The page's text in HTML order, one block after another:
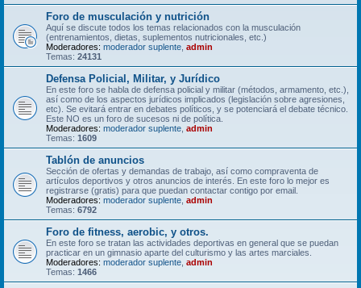
Foro de musculación y nutrición
Aquí se discute todos los temas relacionados con la musculación
(entrenamientos, dietas, suplementos nutricionales, etc.)
Moderadores: moderador suplente admin
Temas: 24131
Defensa Policial, Militar, y Jurídico
En este foro se habla de defensa policial y militar (métodos, armamento, etc.),
así como de los aspectos jurídicos implicados (legislación sobre agresiones,
etc). Se evitará entrar en debates políticos, y se potenciará el debate técnico.
Este NO es un foro de sucesos ni de política.
Moderadores: moderador suplente admin
Temas: 1609
Tablón de anuncios
Sección de ofertas y demandas de trabajo, así como compraventa de
artículos deportivos y otros anuncios de interés. En este foro lo mejor es
registrarse (gratis) para que puedan contactar contigo por email.
Moderadores: moderador suplente admin
Temas: 6792
Foro de fitness, aerobic, y otros.
En este foro se tratan las actividades deportivas en general que se puedan
practicar en un gimnasio aparte del culturismo y las artes marciales.
Moderadores: moderador suplente admin
Temas: 1466